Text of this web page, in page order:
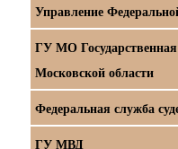
Управление
ГУ МО
Московской области
Федеральная служба
ГУ МВД